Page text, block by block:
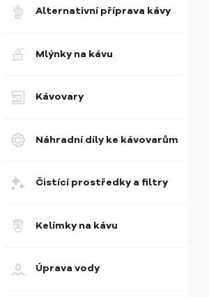
Alternativní příprava kávy
Mlýnky na kávu
Kávovary
Náhradní díly ke kávovarům
Čistící prostředky a filtry
Kelímky na kávu
Úprava vody